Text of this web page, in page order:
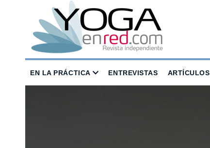
EN LA PRÁCTICA ENTREVISTAS ARTÍCULOS